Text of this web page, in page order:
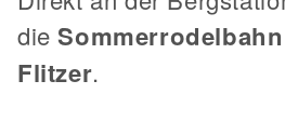
die
Flitzer.